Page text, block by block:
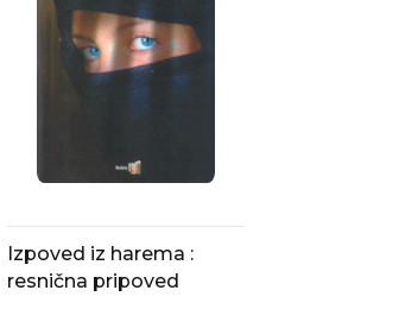
Izpoved iz harema :
resnična pripoved